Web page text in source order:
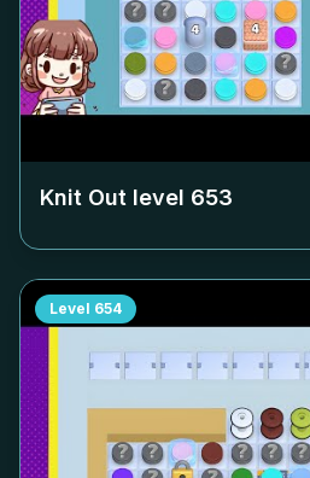
Knit Out level 653
Level 654